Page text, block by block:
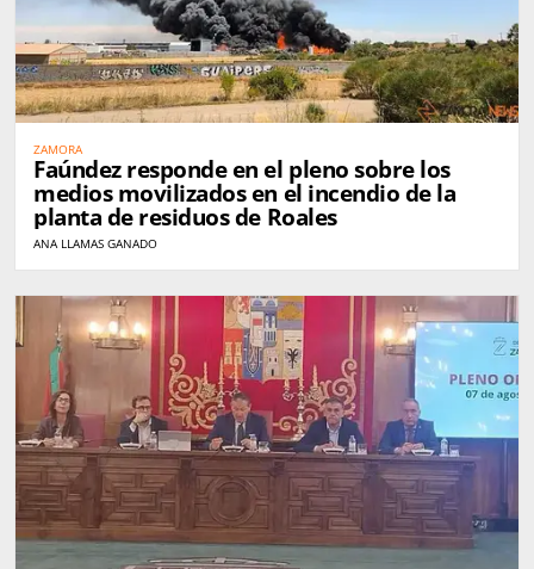
ZAMORA
Faúndez responde en el pleno sobre los
medios movilizados en el incendio de la
planta de residuos de Roales
ANA LLAMAS GANADO